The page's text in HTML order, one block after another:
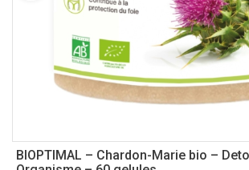
BIOPTIMAL – Chardon-Marie bio –